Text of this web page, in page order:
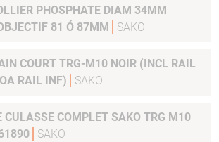
PHOSPHATE DIAM 34MM
MEDIUM OBJECTIF 81 Ó 87MM
SAKO
COURT TRG-M10 NOIR (INCL RAIL
RAIL INF)
SAKO
CULASSE COMPLET SAKO TRG M10
SAKO